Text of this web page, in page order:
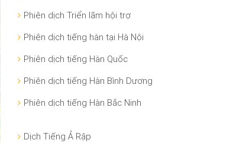
Phiên dịch Triển lãm hội trợ
Phiên dịch tiếng hàn tại Hà Nội
Phiên dịch tiếng Hàn Quốc
Phiên dịch tiếng Hàn Bình Dương
Phiên dịch tiếng Hàn Bắc Ninh
Dịch Tiếng Ả Rập